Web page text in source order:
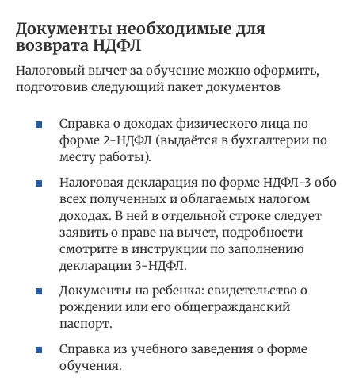
Документы необходимые для
возврата НДФЛ
Налоговый вычет за обучение можно оформить,
подготовив следующий пакет документов
Справка о доходах физического лица по
форме 2-НДФЛ (выдаётся в бухгалтерии по
месту работы).
Налоговая декларация по форме НДФЛ-3 обо
всех полученных и облагаемых налогом
доходах. В ней в отдельной строке следует
заявить о праве на вычет, подробности
смотрите в инструкции по заполнению
декларации 3-НДФЛ.
Документы на ребенка: свидетельство о
рождении или его общегражданский
паспорт.
Справка из учебного заведения о форме
обучения.